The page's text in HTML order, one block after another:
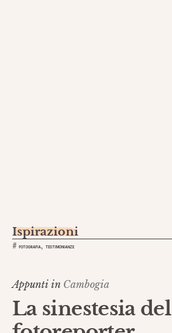
Ispirazioni
# FOTOGRAFIA, TESTIMONIANZE
Appunti in Cambogia
La sinestesia del